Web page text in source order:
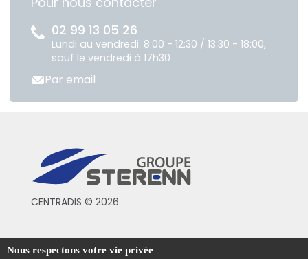
02 99 13 05 26
Lundi au vendredi: 8:00 - 12:30 / 13:30 - 18:00,
sauf le vendredi à 17h30
Par email
CENTRADIS © 2026
Conditions générales de vente
Nous respectons votre vie privée